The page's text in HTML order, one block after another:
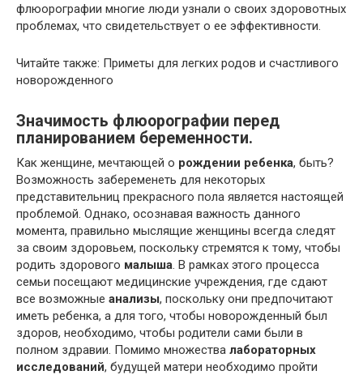
флюорографии многие люди узнали о своих здоровотных
проблемах, что свидетельствует о ее эффективности.
Читайте также: Приметы для легких родов и счастливого
новорожденного
Значимость флюорографии перед
планированием беременности.
Как женщине, мечтающей о рождении ребенка, быть?
Возможность забеременеть для некоторых
представительниц прекрасного пола является настоящей
проблемой. Однако, осознавая важность данного
момента, правильно мыслящие женщины всегда следят
за своим здоровьем, поскольку стремятся к тому, чтобы
родить здорового малыша. В рамках этого процесса
семьи посещают медицинские учреждения, где сдают
все возможные анализы, поскольку они предпочитают
иметь ребенка, а для того, чтобы новорожденный был
здоров, необходимо, чтобы родители сами были в
полном здравии. Помимо множества лабораторных
исследований, будущей матери необходимо пройти